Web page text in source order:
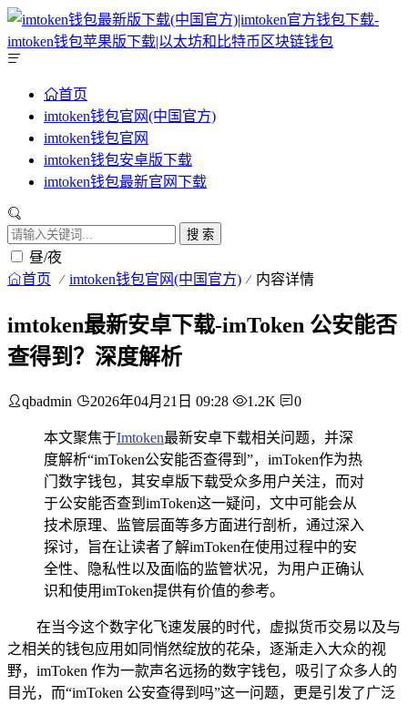
首页
imtoken钱包官网(中国官方)
imtoken钱包官网
imtoken钱包安卓版下载
imtoken钱包最新官网下载
搜 索
昼/夜
首页 imtoken钱包官网(中国官方) 内容详情
imtoken最新安卓下载-imToken 公安能否
查得到？深度解析
qbadmin 2026年04月21日 09:28 1.2K 0
本文聚焦于Imtoken最新安卓下载相关问题，并深
度解析“imToken公安能否查得到”，imToken作为热
门数字钱包，其安卓版下载受众多用户关注，而对
于公安能否查到imToken这一疑问，文中可能会从
技术原理、监管层面等多方面进行剖析，通过深入
探讨，旨在让读者了解imToken在使用过程中的安
全性、隐私性以及面临的监管状况，为用户正确认
识和使用imToken提供有价值的参考。
在当今这个数字化飞速发展的时代，虚拟货币交易以及与
之相关的钱包应用如同悄然绽放的花朵，逐渐走入大众的视
野，imToken 作为一款声名远扬的数字钱包，吸引了众多人的
目光，而“imToken 公安查得到吗”这一问题，更是引发了广泛